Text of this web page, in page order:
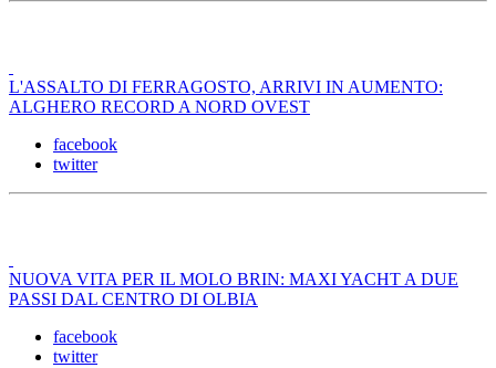
L'ASSALTO DI FERRAGOSTO, ARRIVI IN AUMENTO:
ALGHERO RECORD A NORD OVEST
facebook
twitter
NUOVA VITA PER IL MOLO BRIN: MAXI YACHT A DUE
PASSI DAL CENTRO DI OLBIA
facebook
twitter